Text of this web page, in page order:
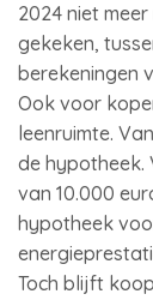
2024 niet
gekeken,
berekeningen
Ook voor
leenruimte.
de hypotheek.
van 10.000
hypotheek
Toch blijft